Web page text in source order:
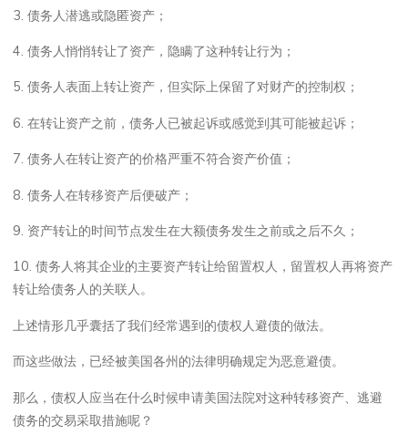
3. 债务人潜逃或隐匿资产；
4. 债务人悄悄转让了资产，隐瞒了这种转让行为；
5. 债务人表面上转让资产，但实际上保留了对财产的控制权；
6. 在转让资产之前，债务人已被起诉或感觉到其可能被起诉；
7. 债务人在转让资产的价格严重不符合资产价值；
8. 债务人在转移资产后便破产；
9. 资产转让的时间节点发生在大额债务发生之前或之后不久；
10. 债务人将其企业的主要资产转让给留置权人，留置权人再将资产
转让给债务人的关联人。
上述情形几乎囊括了我们经常遇到的债权人避债的做法。
而这些做法，已经被美国各州的法律明确规定为恶意避债。
那么，债权人应当在什么时候申请美国法院对这种转移资产、逃避
债务的交易采取措施呢？